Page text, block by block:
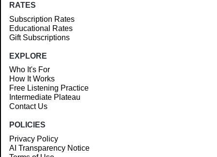
RATES
Subscription Rates
Educational Rates
Gift Subscriptions
EXPLORE
Who It's For
How It Works
Free Listening Practice
Intermediate Plateau
Contact Us
POLICIES
Privacy Policy
AI Transparency Notice